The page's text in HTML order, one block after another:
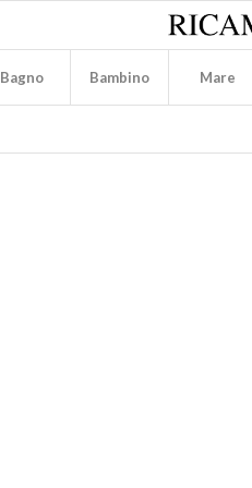
Bagno Bambino Mare